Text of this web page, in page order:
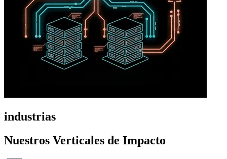
industrias
Nuestros Verticales de Impacto